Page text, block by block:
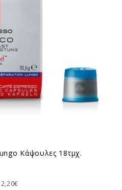
Κάψουλες 18τμχ.